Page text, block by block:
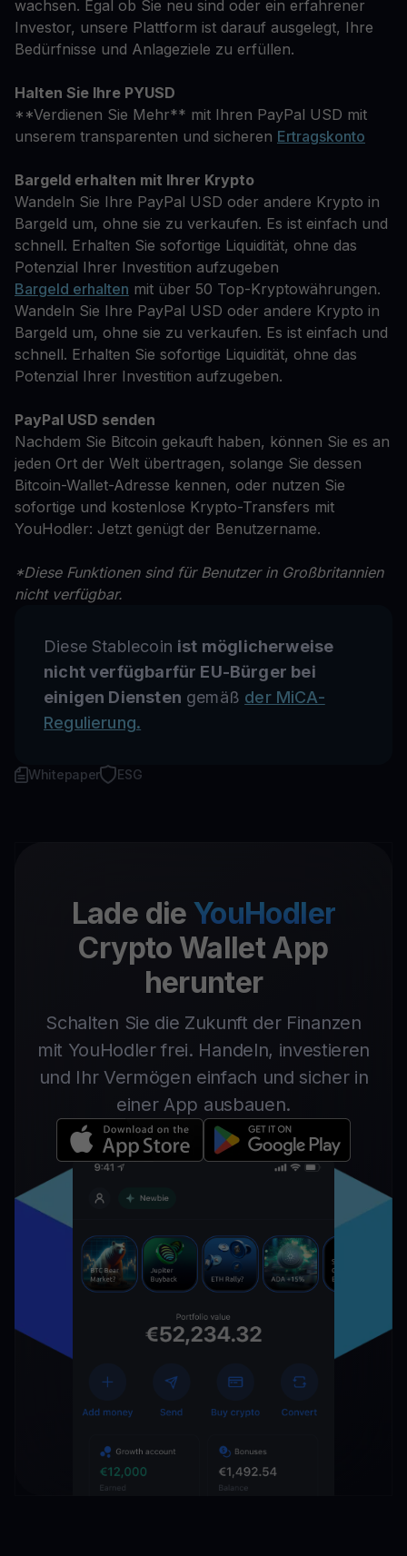
wachsen. Egal ob Sie neu sind oder ein erfahrener
Investor, unsere Plattform ist darauf ausgelegt, Ihre
Bedürfnisse und Anlageziele zu erfüllen.
Halten Sie Ihre PYUSD
**Verdienen Sie Mehr** mit Ihren PayPal USD mit
unserem transparenten und sicheren Ertragskonto
Bargeld erhalten mit Ihrer Krypto
Wandeln Sie Ihre PayPal USD oder andere Krypto in
Bargeld um, ohne sie zu verkaufen. Es ist einfach und
schnell. Erhalten Sie sofortige Liquidität, ohne das
Potenzial Ihrer Investition aufzugeben
Bargeld erhalten mit über 50 Top-Kryptowährungen.
Wandeln Sie Ihre PayPal USD oder andere Krypto in
Bargeld um, ohne sie zu verkaufen. Es ist einfach und
schnell. Erhalten Sie sofortige Liquidität, ohne das
Potenzial Ihrer Investition aufzugeben.
PayPal USD senden
Nachdem Sie Bitcoin gekauft haben, können Sie es an
jeden Ort der Welt übertragen, solange Sie dessen
Bitcoin-Wallet-Adresse kennen, oder nutzen Sie
sofortige und kostenlose Krypto-Transfers mit
YouHodler: Jetzt genügt der Benutzername.
*Diese Funktionen sind für Benutzer in Großbritannien
nicht verfügbar.
Diese Stablecoin ist möglicherweise
nicht verfügbarfür EU-Bürger bei
einigen Diensten gemäß der MiCA-
Regulierung.
Whitepaper ESG
Lade die YouHodler
Crypto Wallet App
herunter
Schalten Sie die Zukunft der Finanzen
mit YouHodler frei. Handeln, investieren
und Ihr Vermögen einfach und sicher in
einer App ausbauen.